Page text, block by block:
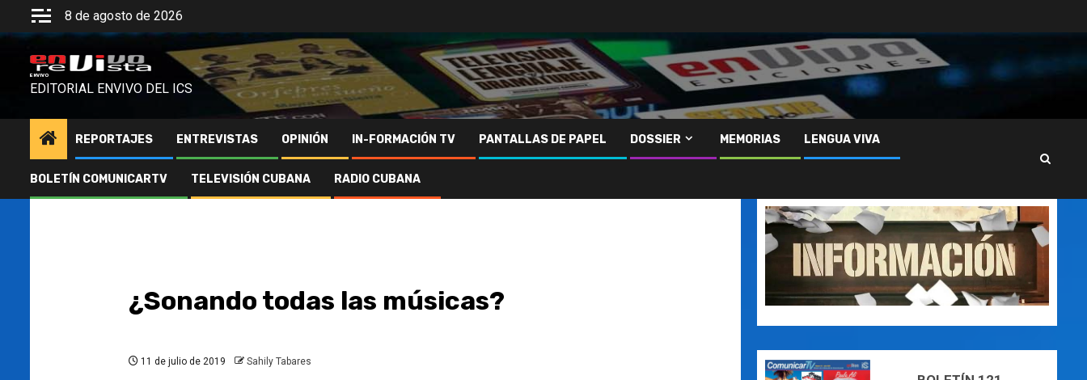
8 de agosto de 2026
ENVIVO
EDITORIAL ENVIVO DEL ICS
REPORTAJES ENTREVISTAS OPINIÓN IN-FORMACIÓN TV PANTALLAS DE PAPEL DOSSIER MEMORIAS LENGUA VIVA
BOLETÍN COMUNICARTV TELEVISIÓN CUBANA RADIO CUBANA
¿Sonando todas las músicas?
11 de julio de 2019 Sahily Tabares